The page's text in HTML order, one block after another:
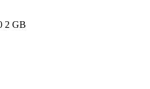
2 GB